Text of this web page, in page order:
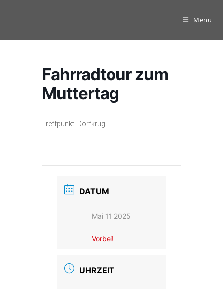
Menü
Fahrradtour zum
Muttertag
Treffpunkt: Dorfkrug
DATUM
Mai 11 2025
Vorbei!
UHRZEIT